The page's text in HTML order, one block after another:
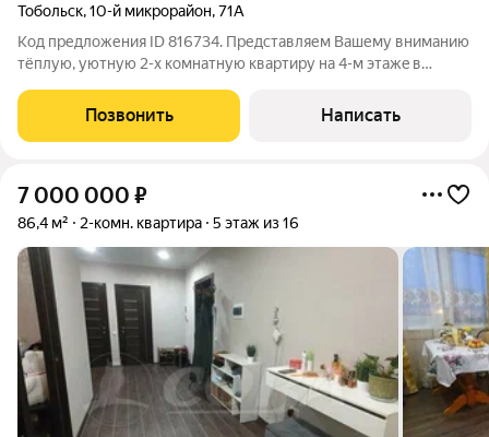
Тобольск,10-й микрорайон,71А
Код предложения ID 816734. Представляем Вaшему внимaнию
тёплую, уютную 2-х комнaтную кваpтиру нa 4-м этажe в
подъездах чистота. Придомовая территория благоустроена. На
территории дома новая детская
Позвонить Написать
7 000 000 ₽
86,4 м² 2-комн. квартира 5 этаж из 16